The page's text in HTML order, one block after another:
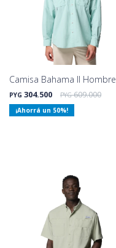
Camisa Bahama II Hombre
PYG 304.500 PYG 609.000
50